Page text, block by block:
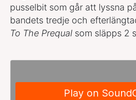
pusselbit som går att lyssna
bandets tredje och
To The Prequal som släpps 2